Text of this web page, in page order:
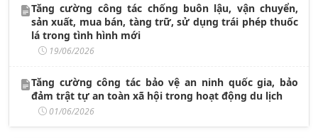
Tăng cường công tác chống buôn lậu, vận chuyển,
sản xuất, mua bán, tàng trữ, sử dụng trái phép thuốc
lá trong tình hình mới
19/06/2026
Tăng cường công tác bảo vệ an ninh quốc gia, bảo
đảm trật tự an toàn xã hội trong hoạt động du lịch
01/06/2026